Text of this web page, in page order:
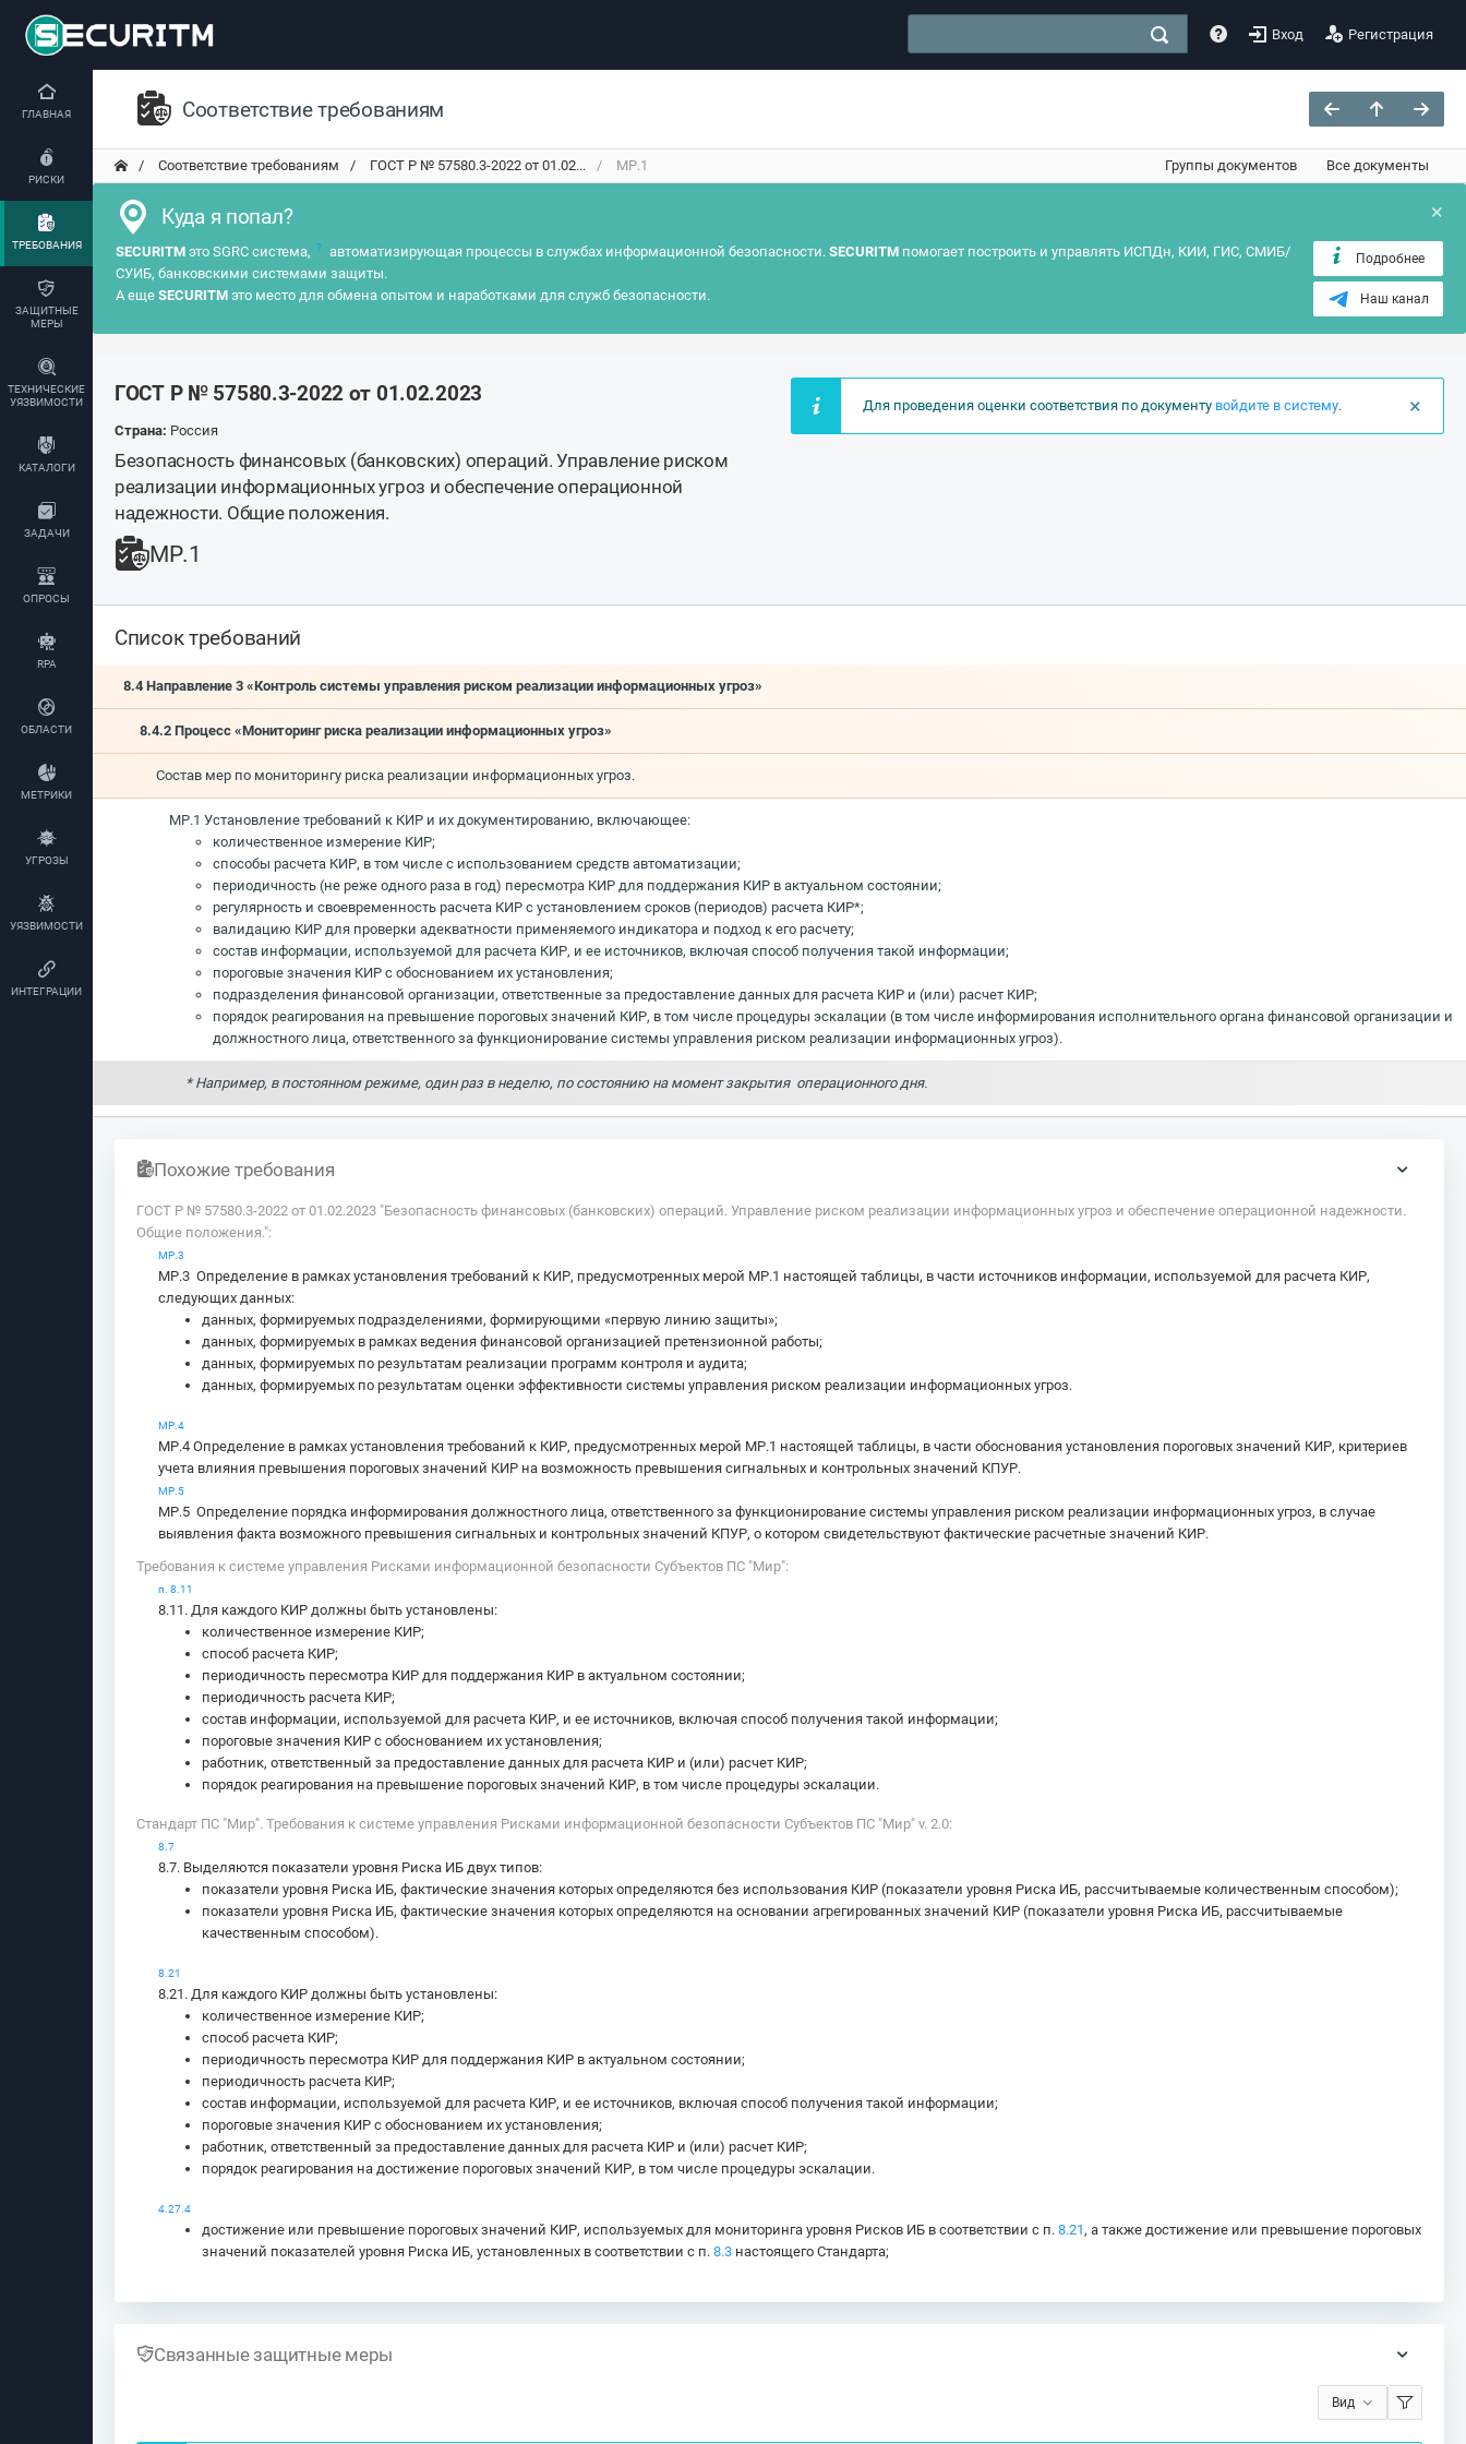
Вход Регистрация
ГЛАВНАЯ
РИСКИ
ТРЕБОВАНИЯ
ЗАЩИТНЫЕ
МЕРЫ
ТЕХНИЧЕСКИЕ
УЯЗВИМОСТИ
КАТАЛОГИ
ЗАДАЧИ
ОПРОСЫ
RPA
ОБЛАСТИ
МЕТРИКИ
УГРОЗЫ
УЯЗВИМОСТИ
ИНТЕГРАЦИИ
Соответствие требованиям
Соответствие требованиям ГОСТ Р № 57580.3-2022 от 01.02... МР.1 Группы документов Все документы
×
Куда я попал?
SECURITM это SGRC система, ? автоматизирующая процессы в службах информационной безопасности. SECURITMпомогает построить и управлять ИСПДн, КИИ, ГИС, СМИБ/
СУИБ, банковскими системами защиты.
А еще SECURITM это место для обмена опытом и наработками для служб безопасности.
Подробнее
Наш канал
ГОСТ Р № 57580.3-2022 от 01.02.2023
Страна: Россия
Безопасность финансовых (банковских) операций. Управление риском
реализации информационных угроз и обеспечение операционной
надежности. Общие положения.
МР.1
×
Для проведения оценки соответствия по документу войдите в систему.
Список требований
8.4 Направление 3 «Контроль системы управления риском реализации информационных угроз»
8.4.2 Процесс «Мониторинг риска реализации информационных угроз»
Состав мер по мониторингу риска реализации информационных угроз.
МР.1 Установление требований к КИР и их документированию, включающее:
количественное измерение КИР;
способы расчета КИР, в том числе с использованием средств автоматизации;
периодичность (не реже одного раза в год) пересмотра КИР для поддержания КИР в актуальном состоянии;
регулярность и своевременность расчета КИР с установлением сроков (периодов) расчета КИР*;
валидацию КИР для проверки адекватности применяемого индикатора и подход к его расчету;
состав информации, используемой для расчета КИР, и ее источников, включая способ получения такой информации;
пороговые значения КИР с обоснованием их установления;
подразделения финансовой организации, ответственные за предоставление данных для расчета КИР и (или) расчет КИР;
порядок реагирования на превышение пороговых значений КИР, в том числе процедуры эскалации (в том числе информирования исполнительного органа финансовой организации и
должностного лица, ответственного за функционирование системы управления риском реализации информационных угроз).
* Например, в постоянном режиме, один раз в неделю, по состоянию на момент закрытия операционного дня.
Похожие требования
ГОСТ Р № 57580.3-2022 от 01.02.2023 "Безопасность финансовых (банковских) операций. Управление риском реализации информационных угроз и обеспечение операционной надежности.
Общие положения.":
МР.3
МР.3 Определение в рамках установления требований к КИР, предусмотренных мерой МР.1 настоящей таблицы, в части источников информации, используемой для расчета КИР,
следующих данных:
данных, формируемых подразделениями, формирующими «первую линию защиты»;
данных, формируемых в рамках ведения финансовой организацией претензионной работы;
данных, формируемых по результатам реализации программ контроля и аудита;
данных, формируемых по результатам оценки эффективности системы управления риском реализации информационных угроз.
МР.4
МР.4 Определение в рамках установления требований к КИР, предусмотренных мерой МР.1 настоящей таблицы, в части обоснования установления пороговых значений КИР, критериев
учета влияния превышения пороговых значений КИР на возможность превышения сигнальных и контрольных значений КПУР.
МР.5
МР.5 Определение порядка информирования должностного лица, ответственного за функционирование системы управления риском реализации информационных угроз, в случае
выявления факта возможного превышения сигнальных и контрольных значений КПУР, о котором свидетельствуют фактические расчетные значений КИР.
Требования к системе управления Рисками информационной безопасности Субъектов ПС "Мир":
п. 8.11
8.11. Для каждого КИР должны быть установлены:
количественное измерение КИР;
способ расчета КИР;
периодичность пересмотра КИР для поддержания КИР в актуальном состоянии;
периодичность расчета КИР;
состав информации, используемой для расчета КИР, и ее источников, включая способ получения такой информации;
пороговые значения КИР с обоснованием их установления;
работник, ответственный за предоставление данных для расчета КИР и (или) расчет КИР;
порядок реагирования на превышение пороговых значений КИР, в том числе процедуры эскалации.
Стандарт ПС "Мир". Требования к системе управления Рисками информационной безопасности Субъектов ПС "Мир" v. 2.0:
8.7
8.7. Выделяются показатели уровня Риска ИБ двух типов:
показатели уровня Риска ИБ, фактические значения которых определяются без использования КИР (показатели уровня Риска ИБ, рассчитываемые количественным способом);
показатели уровня Риска ИБ, фактические значения которых определяются на основании агрегированных значений КИР (показатели уровня Риска ИБ, рассчитываемые
качественным способом).
8.21
8.21. Для каждого КИР должны быть установлены:
количественное измерение КИР;
способ расчета КИР;
периодичность пересмотра КИР для поддержания КИР в актуальном состоянии;
периодичность расчета КИР;
состав информации, используемой для расчета КИР, и ее источников, включая способ получения такой информации;
пороговые значения КИР с обоснованием их установления;
работник, ответственный за предоставление данных для расчета КИР и (или) расчет КИР;
порядок реагирования на достижение пороговых значений КИР, в том числе процедуры эскалации.
4.27.4
достижение или превышение пороговых значений КИР, используемых для мониторинга уровня Рисков ИБ в соответствии с п. 8.21, а также достижение или превышение пороговых
значений показателей уровня Риска ИБ, установленных в соответствии с п. 8.3 настоящего Стандарта;
Связанные защитные меры
Вид